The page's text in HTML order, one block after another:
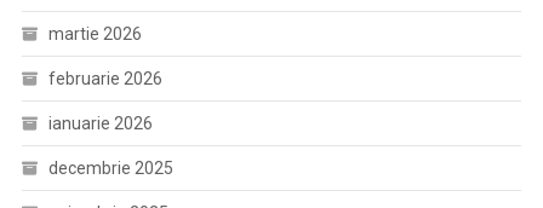
martie 2026
februarie 2026
ianuarie 2026
decembrie 2025